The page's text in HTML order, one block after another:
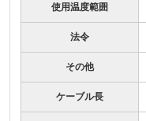
使用温度範囲
法令
その他
ケーブル長